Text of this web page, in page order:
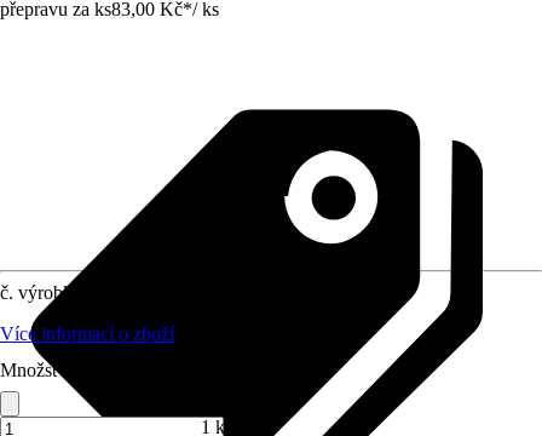
přepravu za ks83,00 Kč*/ ks
č. výrobku
Více informací o zboží
Množství (ks)
1 ks